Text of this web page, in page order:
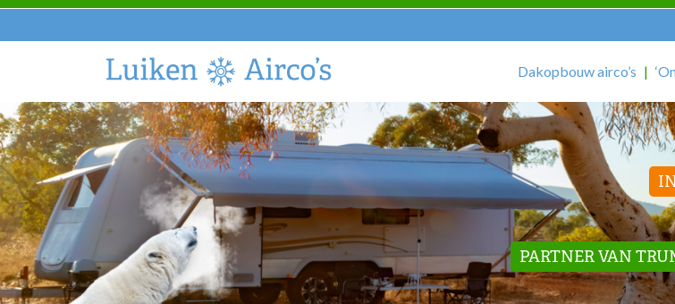
Dakopbouw airco’s
PARTNER VAN